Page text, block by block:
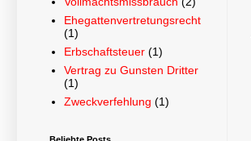
Ehegattenvertretungsrecht
(1)
Erbschaftsteuer (1)
Vertrag zu Gunsten Dritter
(1)
Zweckverfehlung (1)